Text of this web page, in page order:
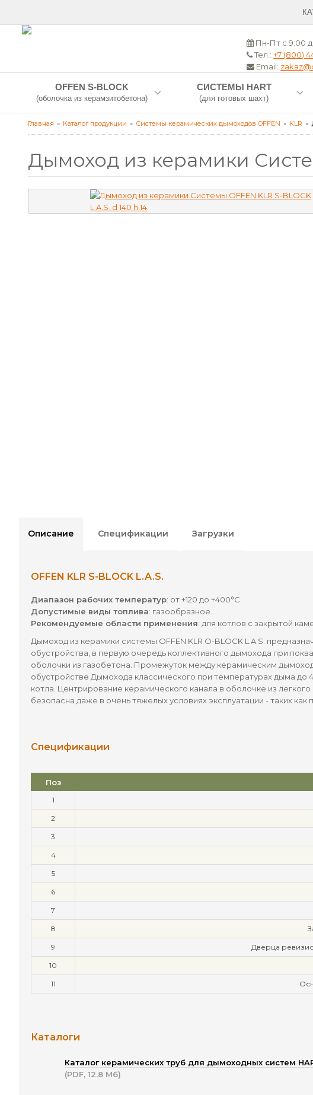
Пн-Пт с 9:00
Тел.:+7 (800)
Email:
OFFEN S-BLOCK
(оболочка из керамзитобетона)
СИСТЕМЫ HART
(для готовых шахт)
Главная Каталог продукции Системы керамических дымоходов OFFEN KLR
Дымоход из керамики
Описание Спецификации Загрузки
OFFEN KLR S-BLOCK L.A.S.
Диапазон рабочих температур: от +120 до +400°С.
Допустимые виды топлива: газообразное.
Рекомендуемые области применения: для котлов с закрытой
Дымоход из керамики системы OFFEN KLR O-BLOCK L.A.S.
обустройства, в первую очередь коллективного дымохода при
оболочки из газобетона. Промежуток между керамическим
обустройстве Дымохода классического при температурах дыма до
котла. Центрирование керамического канала в оболочке из
безопасна даже в очень тяжелых условиях эксплуатации - таких
Спецификации
Поз
1
2
3
4
5
6
7
8
9 Дверца
10
11
Каталоги
Каталог керамических труб для дымоходных систем
(PDF, 12.8 Мб)